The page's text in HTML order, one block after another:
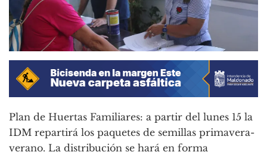
Plan de Huertas Familiares: a partir del lunes 15 la
IDM repartirá los paquetes de semillas primavera-
verano. La distribución se hará en forma